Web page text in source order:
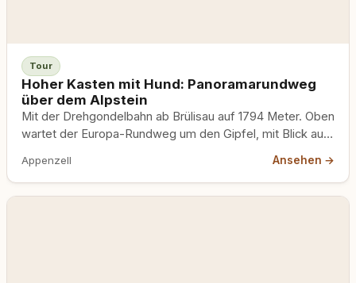
Tour
Hoher Kasten mit Hund: Panoramarundweg
über dem Alpstein
Mit der Drehgondelbahn ab Brülisau auf 1794 Meter. Oben
wartet der Europa-Rundweg um den Gipfel, mit Blick auf
Hund machbar.
Appenzell Ansehen →